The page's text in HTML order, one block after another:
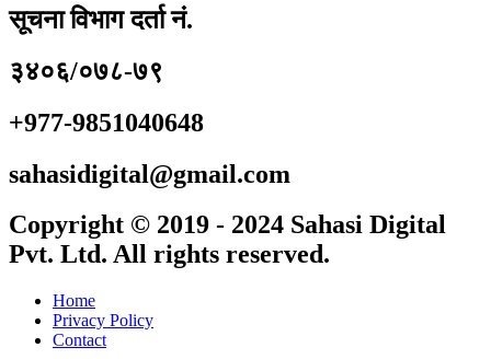
सूचना विभाग दर्ता नं.
३४०६/०७८-७९
+977-9851040648
sahasidigital@gmail.com
Copyright © 2019 - 2024 Sahasi Digital
Pvt. Ltd. All rights reserved.
Home
Privacy Policy
Contact